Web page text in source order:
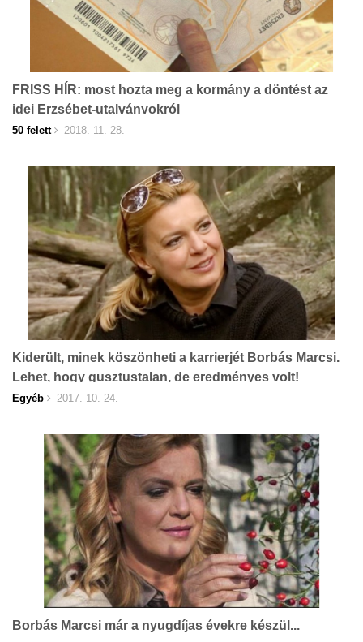
FRISS HÍR: most hozta meg a kormány a döntést az
idei Erzsébet-utalványokról
50 felett 2018. 11. 28.
Kiderült, minek köszönheti a karrierjét Borbás Marcsi.
Lehet, hogy gusztustalan, de eredményes volt!
Egyéb 2017. 10. 24.
Borbás Marcsi már a nyugdíjas évekre készül...